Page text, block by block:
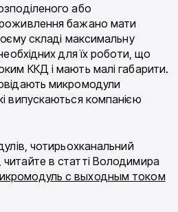
або
бажано мати
складі максимальну
для їх роботи, що
ККД і мають малі габарити.
микромодули
випускаються компанією
чотирьохканальний
читайте в статті Володимира
с выходным током